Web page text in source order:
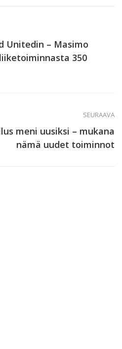
Unitedin – Masimo
350
SEURAAVA
meni uusiksi – mukana
nämä uudet toiminnot